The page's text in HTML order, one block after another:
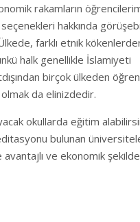
rakamların
hakkında
farklı etnik
halk genellikle İslamiyeti
birçok ülkeden
da elinizdedir.
okullarda eğitim
bulunan
ve ekonomik